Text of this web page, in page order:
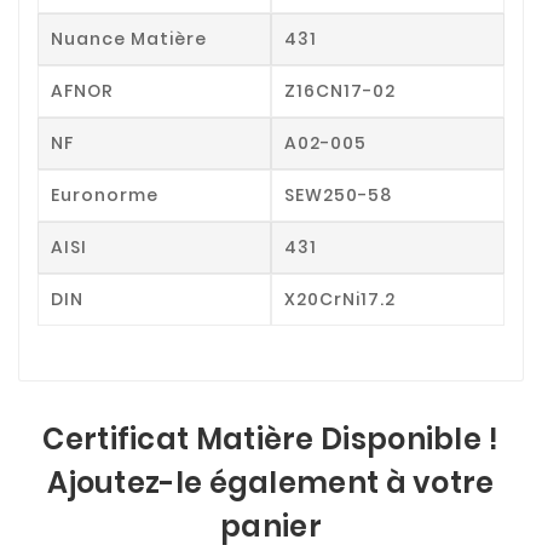
Nuance Matière 431
AFNOR Z16CN17-02
NF A02-005
Euronorme SEW250-58
AISI 431
DIN X20CrNi17.2
Certificat Matière Disponible !
Ajoutez-le également à votre
panier